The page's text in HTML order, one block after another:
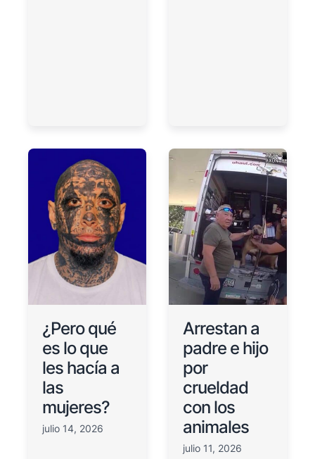
¿Pero qué
es lo que
les hacía a
las
mujeres?
julio 14, 2026
Arrestan a
padre e hijo
por
crueldad
con los
animales
julio 11, 2026